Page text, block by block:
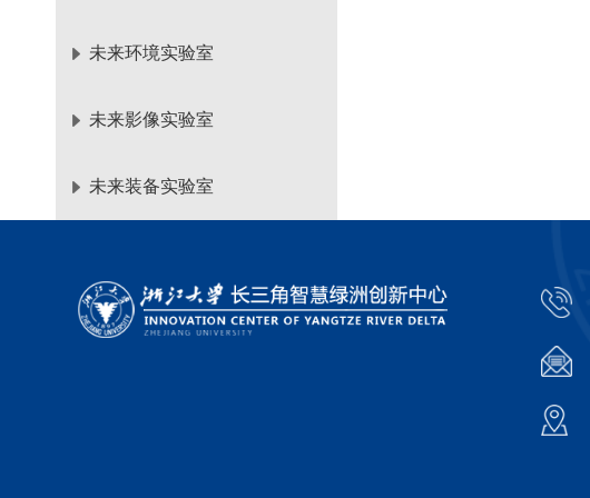
未来环境实验室
未来影像实验室
未来装备实验室